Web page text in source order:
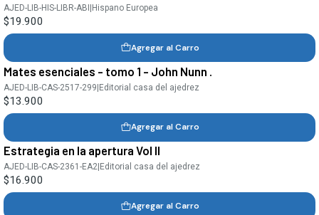
AJED-LIB-HIS-LIBR-ABI Hispano Europea
$19.900
Agregar al Carro
Mates esenciales - tomo 1 - John Nunn .
AJED-LIB-CAS-2517-299|Editorial casa del ajedrez
$13.900
Agregar al Carro
Estrategia en la apertura Vol II
AJED-LIB-CAS-2361-EA2 Editorial casa del ajedrez
$16.900
Agregar al Carro